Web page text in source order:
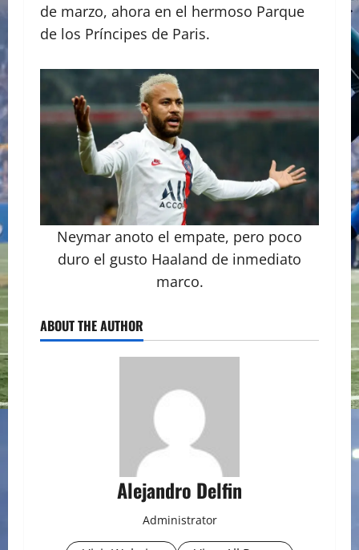
de marzo, ahora en el hermoso Parque
de los Príncipes de Paris.
Neymar anoto el empate, pero poco
duro el gusto Haaland de inmediato
marco.
ABOUT THE AUTHOR
Alejandro Delfin
Administrator